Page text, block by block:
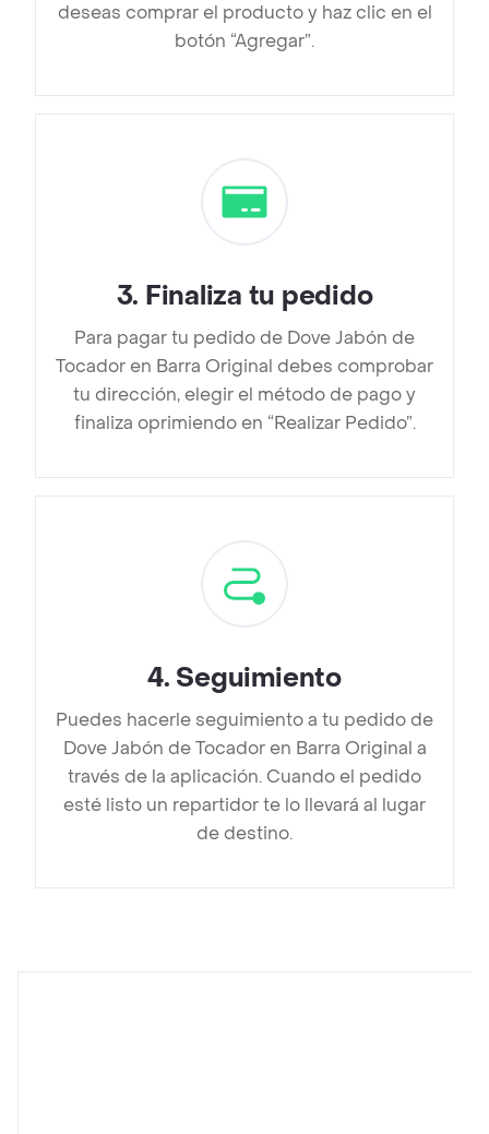
deseas comprar el producto y haz clic en el
botón “Agregar”.
3. Finaliza tu pedido
Para pagar tu pedido de Dove Jabón de
Tocador en Barra Original debes comprobar
tu dirección, elegir el método de pago y
finaliza oprimiendo en “Realizar Pedido”.
4. Seguimiento
Puedes hacerle seguimiento a tu pedido de
Dove Jabón de Tocador en Barra Original a
través de la aplicación. Cuando el pedido
esté listo un repartidor te lo llevará al lugar
de destino.